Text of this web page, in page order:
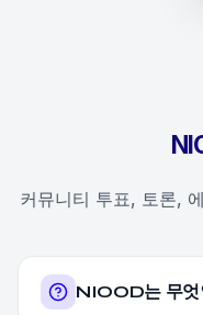
커뮤니티 투표, 토론,
NIOOD는 무엇